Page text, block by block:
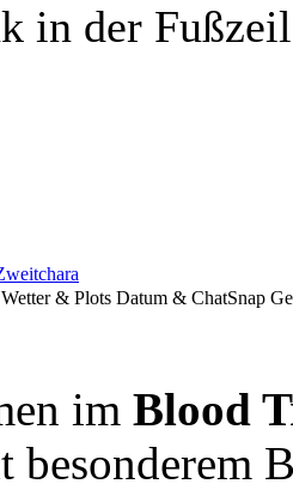
in der
Wetter & Plots Datum & ChatSnap
im Blood
besonderem